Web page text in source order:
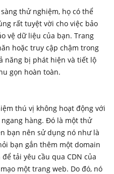
thử nghiệm, họ có thể
rất tuyệt vời cho việc bảo
vệ dữ liệu của bạn. Trang
hoặc truy cập chậm trong
năng bị phát hiện và tiết lộ
gọn hoàn toàn.
thú vị không hoạt động với
hàng. Đó là một thử
bạn nên sử dụng nó như là
bạn gắn thêm một domain
tải yêu cầu qua CDN của
một trang web. Do đó, nó